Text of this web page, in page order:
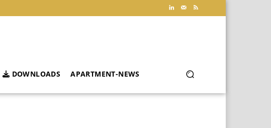
DOWNLOADS APARTMENT-NEWS